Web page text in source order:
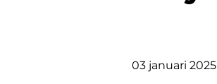
03 januari 2025